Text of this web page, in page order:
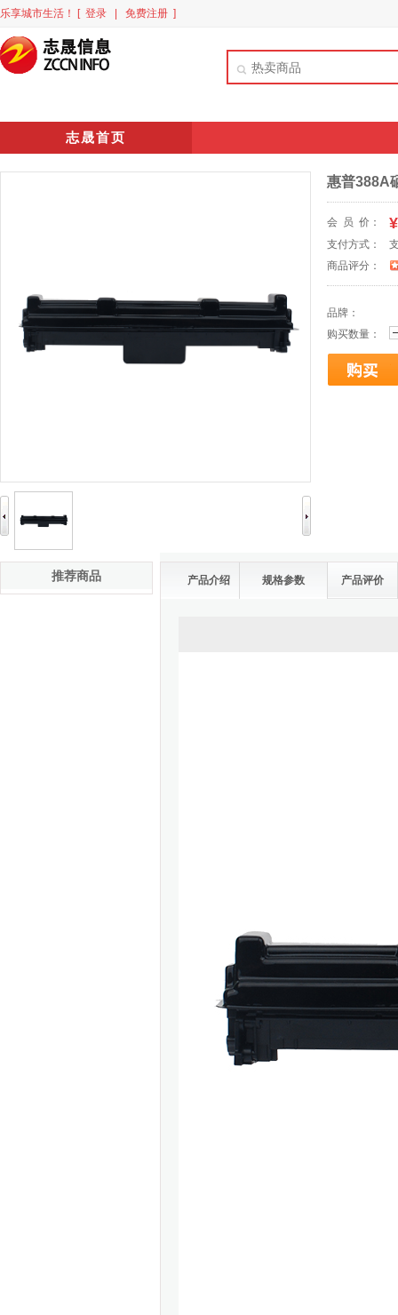
乐享城市生活！ [ 登录 免费注册 ]
志晟首页
惠普388A
会 员 价： ¥
支付方式：
商品评分：
品牌：
购买数量：
推荐商品 产品介绍 规格参数 产品评价